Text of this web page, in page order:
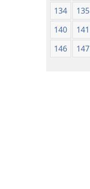
134
135
140
141
146
147